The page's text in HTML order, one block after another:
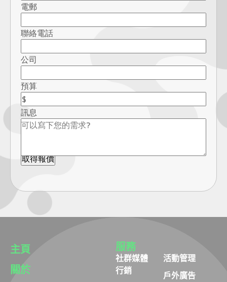
電郵
聯絡電話
公司
預算
訊息
主頁
關於
服務
社群媒體
行銷
活動管理
戶外廣告